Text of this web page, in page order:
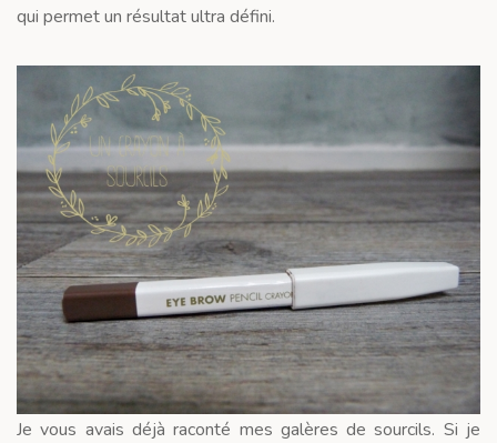
qui permet un résultat ultra défini.
Je vous avais déjà raconté mes galères de sourcils. Si je